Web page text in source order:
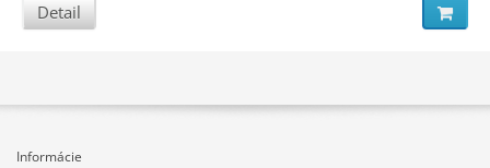
Detail
Informácie